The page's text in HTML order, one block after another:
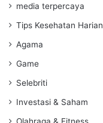
media terpercaya
Tips Kesehatan Harian
Agama
Game
Selebriti
Investasi & Saham
Olahraga & Fitness